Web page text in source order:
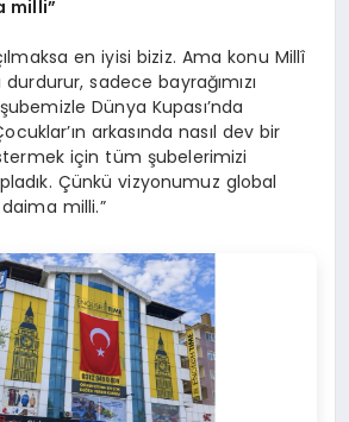
milli”
en iyisi biziz. Ama konu Millî
durdurur, sadece bayrağımızı
şubemizle Dünya Kupası’nda
arkasında nasıl dev bir
için tüm şubelerimizi
Çünkü vizyonumuz global
milli.”